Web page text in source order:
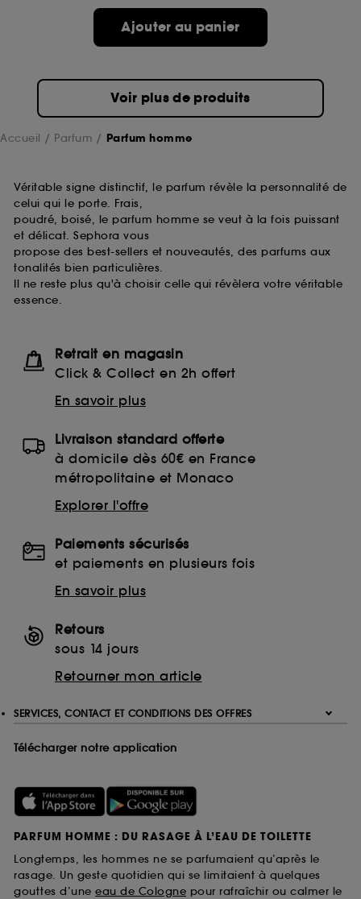
Ajouter au panier
Voir plus de produits
Accueil Parfum Parfum homme
Véritable signe distinctif, le parfum révèle la personnalité de
celui qui le porte. Frais,
poudré, boisé, le parfum homme se veut à la fois puissant
et délicat. Sephora vous
propose des best-sellers et nouveautés, des parfums aux
tonalités bien particulières.
Il ne reste plus qu'à choisir celle qui révèlera votre véritable
essence.
Retrait en magasin
Click & Collect en 2h offert
En savoir plus
Livraison standard offerte
à domicile dès 60€ en France
métropolitaine et Monaco
Explorer l'offre
Paiements sécurisés
et paiements en plusieurs fois
En savoir plus
Retours
sous 14 jours
Retourner mon article
SERVICES, CONTACT ET CONDITIONS DES OFFRES
Télécharger notre application
PARFUM HOMME : DU RASAGE À L’EAU DE TOILETTE
Longtemps, les hommes ne se parfumaient qu’après le
rasage. Un geste quotidien qui se limitaient à quelques
gouttes d’une eau de Cologne pour rafraîchir ou calmer le